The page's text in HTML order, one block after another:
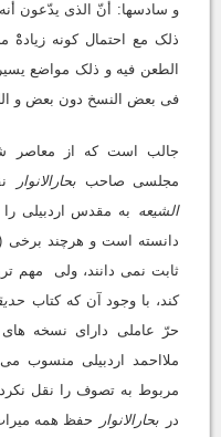
و سادسها: أنّ الذی یدّعون
ذلک مع احتمال کونه زیادهْْ
الطعن فیه و ذلک مواضع
فی بعض النسخ دون بعض و
جالب است که از معاصر
مجلسی صاحب بحارالانوار
الشیعه به مقدس اردبیلی
دانسته است و هرچند برخی
ثابت نمی دانند، ولی مهم
کند، با وجود آن که کتاب
حرّ عاملی دارای نسخه
ملااحمد اردبیلی منسوب
مربوط به تصوف را نقل
در
بحارالانوار حفظ همه